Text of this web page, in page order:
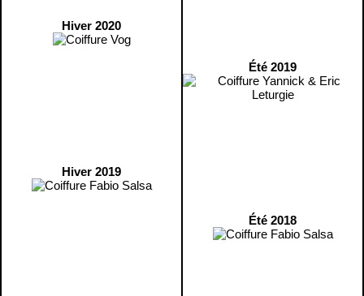
Hiver 2020
Hiver 2019
Été 2019
Été 2018